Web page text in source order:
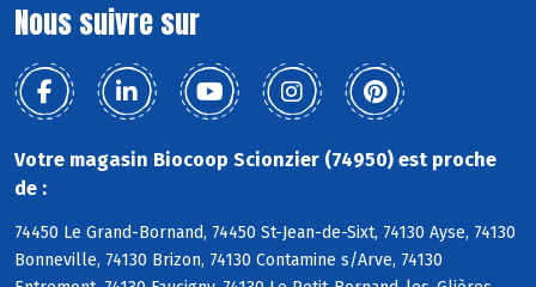
Nous suivre sur
Votre magasin Biocoop Scionzier (74950) est proche
de :
74450 Le Grand-Bornand, 74450 St-Jean-de-Sixt, 74130 Ayse, 74130
Bonneville, 74130 Brizon, 74130 Contamine s/Arve, 74130